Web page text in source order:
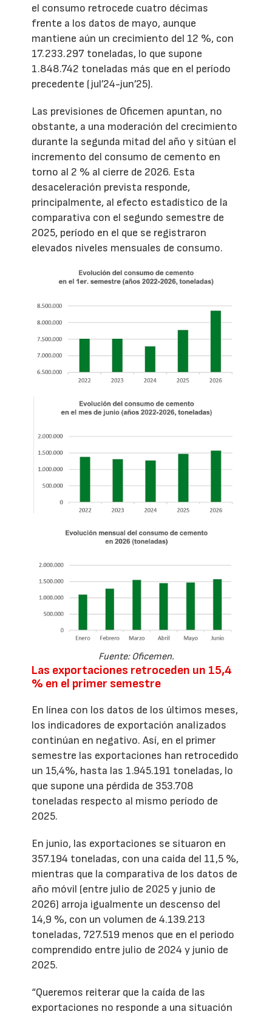
el consumo retrocede cuatro décimas
frente a los datos de mayo, aunque
mantiene aún un crecimiento del 12 %, con
17.233.297 toneladas, lo que supone
1.848.742 toneladas más que en el período
precedente (jul’24-jun’25).
Las previsiones de Oficemen apuntan, no
obstante, a una moderación del crecimiento
durante la segunda mitad del año y sitúan el
incremento del consumo de cemento en
torno al 2 % al cierre de 2026. Esta
desaceleración prevista responde,
principalmente, al efecto estadístico de la
comparativa con el segundo semestre de
2025, período en el que se registraron
elevados niveles mensuales de consumo.
Fuente: Oficemen.
Las exportaciones retroceden un 15,4
% en el primer semestre
En línea con los datos de los últimos meses,
los indicadores de exportación analizados
continúan en negativo. Así, en el primer
semestre las exportaciones han retrocedido
un 15,4%, hasta las 1.945.191 toneladas, lo
que supone una pérdida de 353.708
toneladas respecto al mismo período de
2025.
En junio, las exportaciones se situaron en
357.194 toneladas, con una caída del 11,5 %,
mientras que la comparativa de los datos de
año móvil (entre julio de 2025 y junio de
2026) arroja igualmente un descenso del
14,9 %, con un volumen de 4.139.213
toneladas, 727.519 menos que en el periodo
comprendido entre julio de 2024 y junio de
2025.
“Queremos reiterar que la caída de las
exportaciones no responde a una situación